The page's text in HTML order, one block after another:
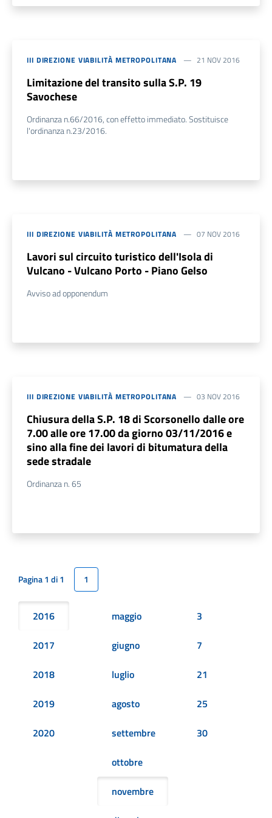
III DIREZIONE VIABILITÀ METROPOLITANA 21 NOV 2016
Limitazione del transito sulla S.P. 19
Savochese
Ordinanza n.66/2016, con effetto immediato. Sostituisce
l'ordinanza n.23/2016.
III DIREZIONE VIABILITÀ METROPOLITANA 07 NOV 2016
Lavori sul circuito turistico dell'Isola di
Vulcano - Vulcano Porto - Piano Gelso
Avviso ad opponendum
III DIREZIONE VIABILITÀ METROPOLITANA 03 NOV 2016
Chiusura della S.P. 18 di Scorsonello dalle ore
7.00 alle ore 17.00 da giorno 03/11/2016 e
sino alla fine dei lavori di bitumatura della
sede stradale
Ordinanza n. 65
Pagina 1 di 1 1
2016
2017
2018
2019
2020
maggio
giugno
luglio
agosto
settembre
ottobre
novembre
3
7
21
25
30